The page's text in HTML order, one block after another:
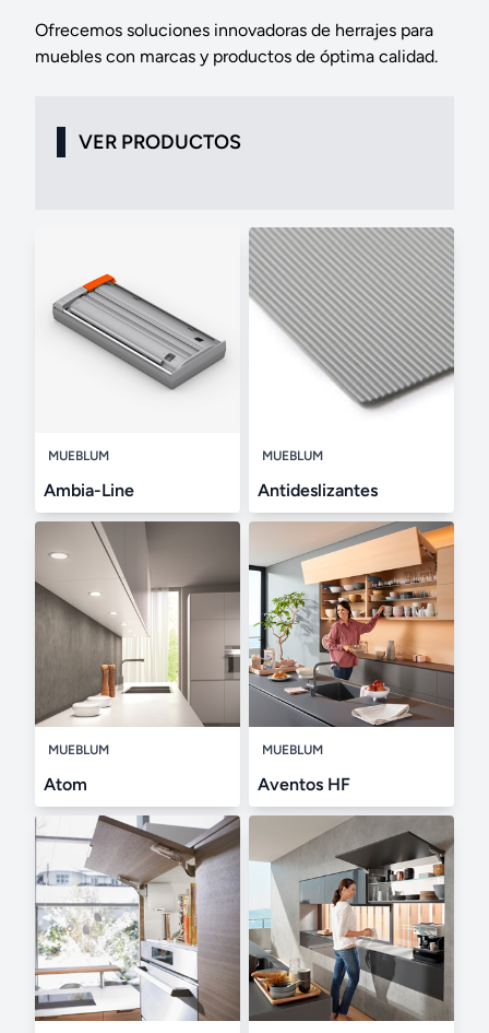
Ofrecemos soluciones innovadoras de herrajes para
muebles con marcas y productos de óptima calidad.
VER PRODUCTOS
MUEBLUM
Ambia-Line
MUEBLUM
Antideslizantes
MUEBLUM
Atom
MUEBLUM
Aventos HF